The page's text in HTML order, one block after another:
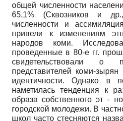
общей численности
65,1% (Сквозников и
численности и
привели к изменениям
народов коми.
проведенные в 80-е гг.
свидетельствовали о
представителей коми-зырян
идентичности. Однако в
наметилась тенденция к
образа собственного эт -
городской молодежи. В
школ часто стесняются